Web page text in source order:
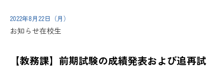
2022年8月22日（月）
お知らせ在校生
【教務課】前期試験の成績発表および追再試